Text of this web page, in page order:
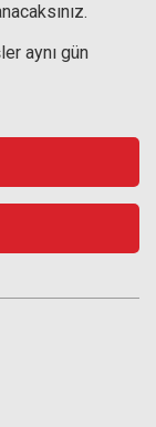
aynı gün